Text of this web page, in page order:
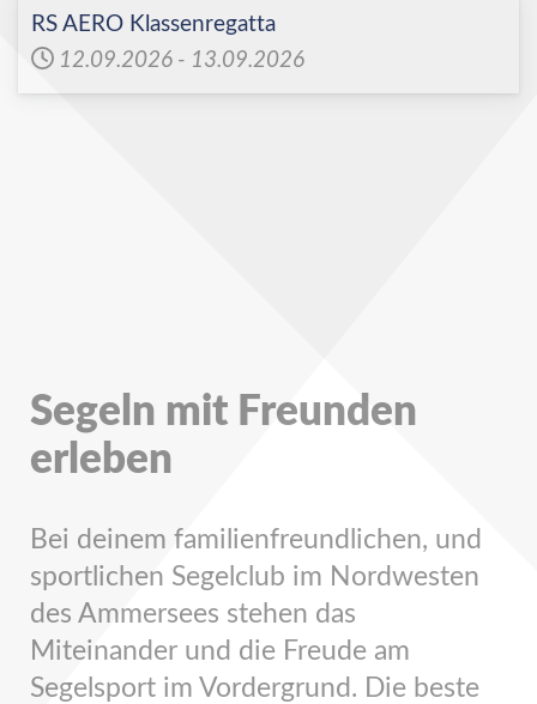
RS AERO Klassenregatta
12.09.2026 - 13.09.2026
Segeln mit Freunden
erleben
Bei deinem familienfreundlichen, und
sportlichen Segelclub im Nordwesten
des Ammersees stehen das
Miteinander und die Freude am
Segelsport im Vordergrund. Die beste